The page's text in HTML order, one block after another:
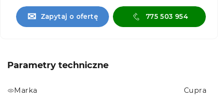
✉ Zapytaj o ofertę 775 503 954
Parametry techniczne
Marka Cupra